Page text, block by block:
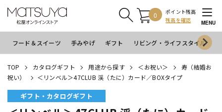
0
ポイント残高
残高を確認
MENU
フード＆スイーツ 手みやげ ギフト リビング・ライフスタイル
TOP カタログギフト 用途から探す ＜お祝い＞
寿（結婚お
祝い）
＜リンベル＞47CLUB 渓（たに）カード／BOXタイプ
ギフト・カタログギフト